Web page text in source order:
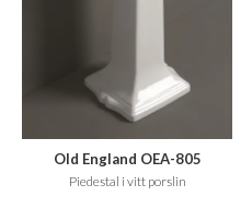
Old England OEA-805
Piedestal i vitt porslin